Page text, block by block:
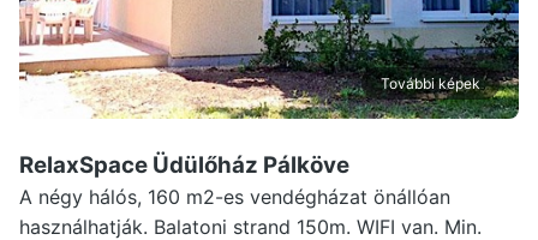
További képek
RelaxSpace Üdülőház Pálköve
A négy hálós, 160 m2-es vendégházat önállóan
használhatják. Balatoni strand 150m. WIFI van. Min.